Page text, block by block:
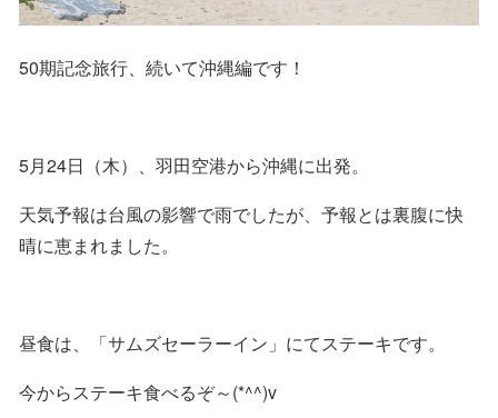
50期記念旅行、続いて沖縄編です！
5月24日（木）、羽田空港から沖縄に出発。
天気予報は台風の影響で雨でしたが、予報とは裏腹に快
晴に恵まれました。
昼食は、「サムズセーラーイン」にてステーキです。
今からステーキ食べるぞ～(*^^)v